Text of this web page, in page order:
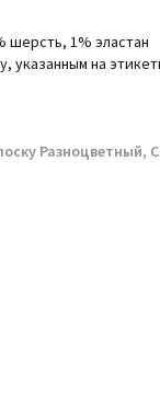
шерсть, 1% эластан
указанным на
Разноцветный,